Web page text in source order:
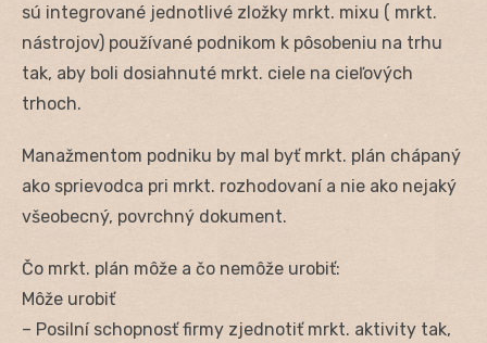
sú integrované jednotlivé zložky mrkt. mixu ( mrkt.
nástrojov) používané podnikom k pôsobeniu na trhu
tak, aby boli dosiahnuté mrkt. ciele na cieľových
trhoch.
Manažmentom podniku by mal byť mrkt. plán chápaný
ako sprievodca pri mrkt. rozhodovaní a nie ako nejaký
všeobecný, povrchný dokument.
Čo mrkt. plán môže a čo nemôže urobiť:
Môže urobiť
– Posilní schopnosť firmy zjednotiť mrkt. aktivity tak,